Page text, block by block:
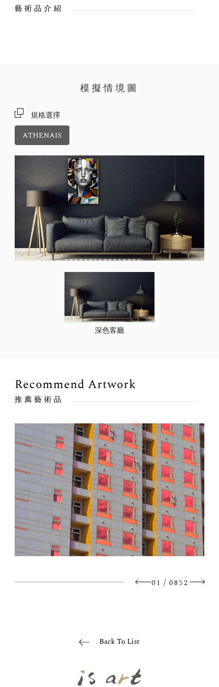
藝術品介紹
模擬情境圖
規格選擇
ATHENAIS
深色客廳
Recommend Artwork
推薦藝術品
01 / 0852
Back To List